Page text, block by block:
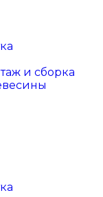
и сборка